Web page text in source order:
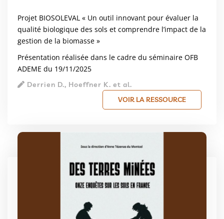
Projet BIOSOLEVAL « Un outil innovant pour évaluer la
qualité biologique des sols et comprendre l’impact de la
gestion de la biomasse »
Présentation réalisée dans le cadre du séminaire OFB
ADEME du 19/11/2025
Derrien D., Hoeffner K. et al.
VOIR LA RESSOURCE